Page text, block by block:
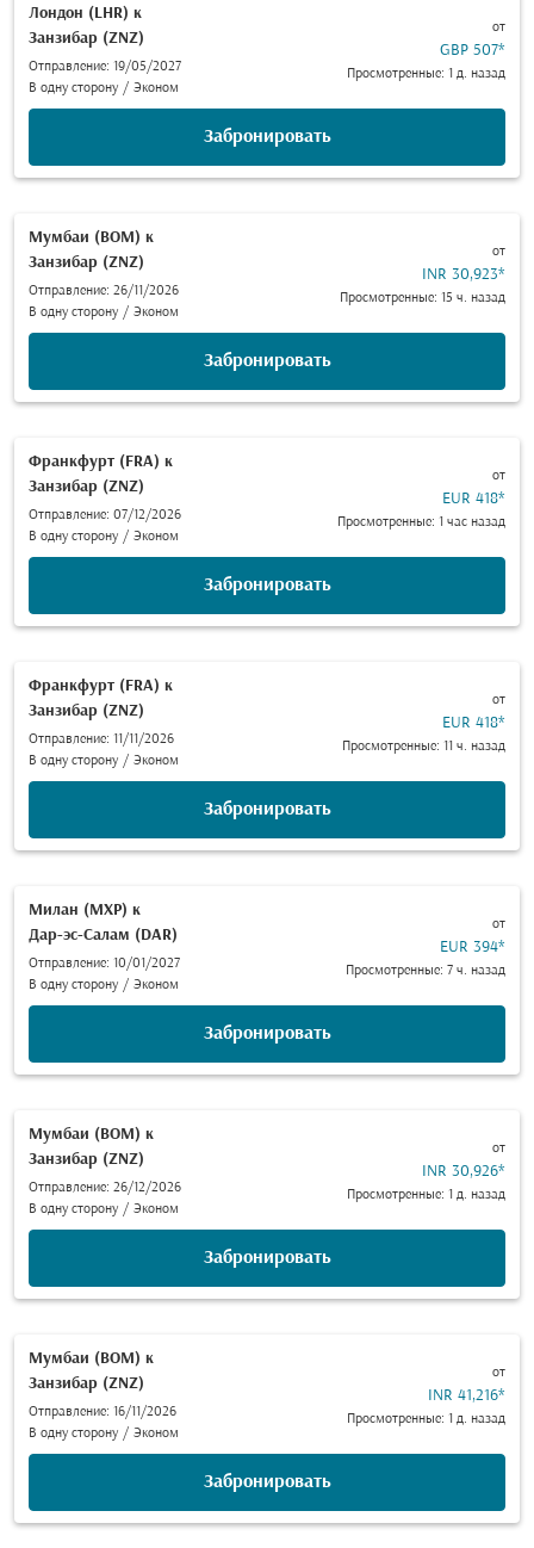
Лондон (LHR) к
Занзибар (ZNZ)
Отправление: 19/05/2027
В одну сторону / Эконом
от
GBP 507*
Просмотренные: 1 д. назад
Забронировать
Мумбаи (BOM) к
Занзибар (ZNZ)
Отправление: 26/11/2026
В одну сторону / Эконом
от
INR 30,923*
Просмотренные: 15 ч. назад
Забронировать
Франкфурт (FRA) к
Занзибар (ZNZ)
Отправление: 07/12/2026
В одну сторону / Эконом
от
EUR 418*
Просмотренные: 1 час назад
Забронировать
Франкфурт (FRA) к
Занзибар (ZNZ)
Отправление: 11/11/2026
В одну сторону / Эконом
от
EUR 418*
Просмотренные: 11 ч. назад
Забронировать
Милан (MXP) к
Дар-эс-Салам (DAR)
Отправление: 10/01/2027
В одну сторону / Эконом
от
EUR 394*
Просмотренные: 7 ч. назад
Забронировать
Мумбаи (BOM) к
Занзибар (ZNZ)
Отправление: 26/12/2026
В одну сторону / Эконом
от
INR 30,926*
Просмотренные: 1 д. назад
Забронировать
Мумбаи (BOM) к
Занзибар (ZNZ)
Отправление: 16/11/2026
В одну сторону / Эконом
от
INR 41,216*
Просмотренные: 1 д. назад
Забронировать